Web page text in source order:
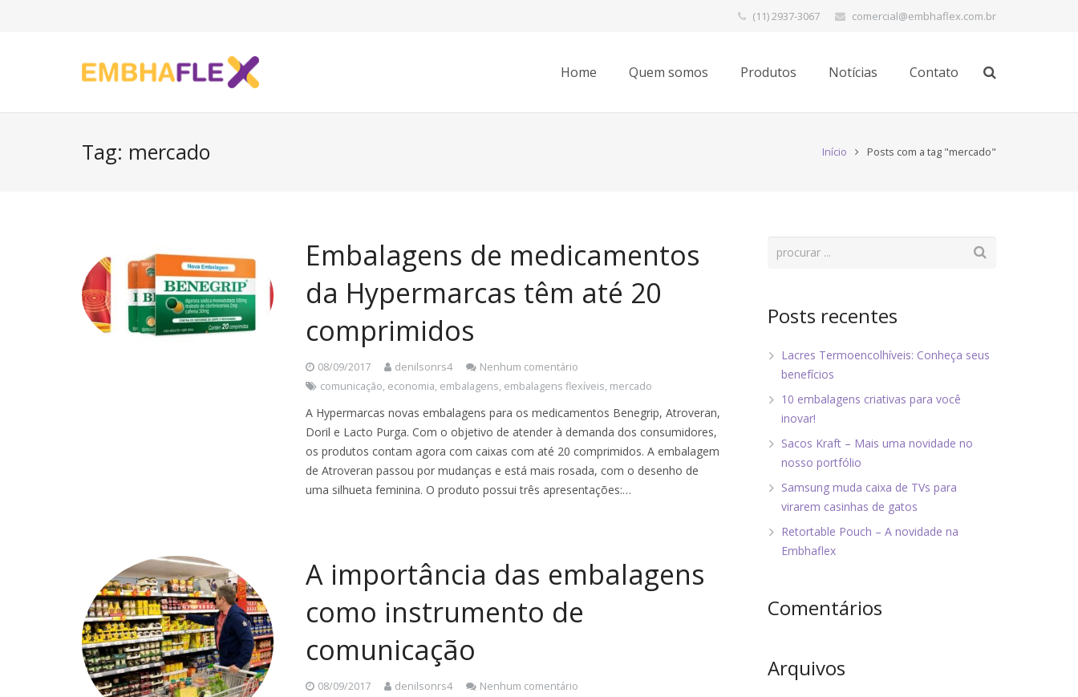
(11) 2937-3067 comercial@embhaflex.com.br
Home Quem somos Produtos Notícias Contato
Tag: mercado Início Posts com a tag "mercado"
Embalagens de medicamentos
da Hypermarcas têm até 20
comprimidos
08/09/2017 denilsonrs4
Nenhum comentário
comunicação, economia, embalagens, embalagens flexíveis, mercado
A Hypermarcas novas embalagens para os medicamentos Benegrip, Atroveran,
Doril e Lacto Purga. Com o objetivo de atender à demanda dos consumidores,
os produtos contam agora com caixas com até 20 comprimidos. A embalagem
de Atroveran passou por mudanças e está mais rosada, com o desenho de
uma silhueta feminina. O produto possui três apresentações:…
A importância das embalagens
como instrumento de
comunicação
08/09/2017 denilsonrs4
Nenhum comentário
Posts recentes
Lacres Termoencolhíveis: Conheça seus
benefícios
10 embalagens criativas para você
inovar!
Sacos Kraft – Mais uma novidade no
nosso portfólio
Samsung muda caixa de TVs para
virarem casinhas de gatos
Retortable Pouch – A novidade na
Embhaflex
Comentários
Arquivos